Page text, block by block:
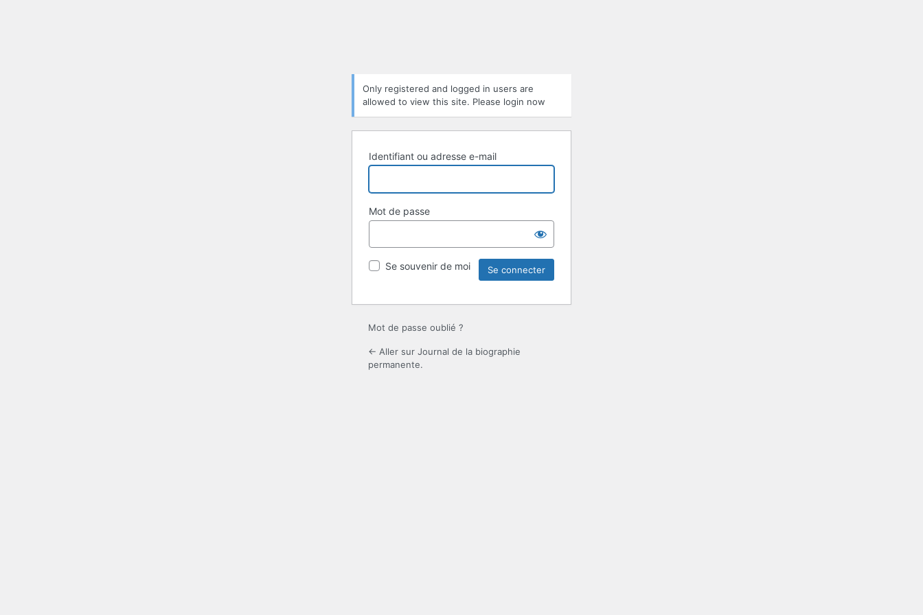
Only registered and logged in users are
allowed to view this site. Please login now
Identifiant ou adresse e-mail
Mot de passe
Se souvenir de moi
Mot de passe oublié ?
← Aller sur Journal de la biographie
permanente.